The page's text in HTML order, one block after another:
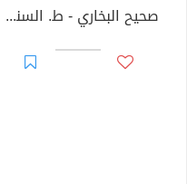
صحيح البخاري - ط. السنة - الفهرس العام